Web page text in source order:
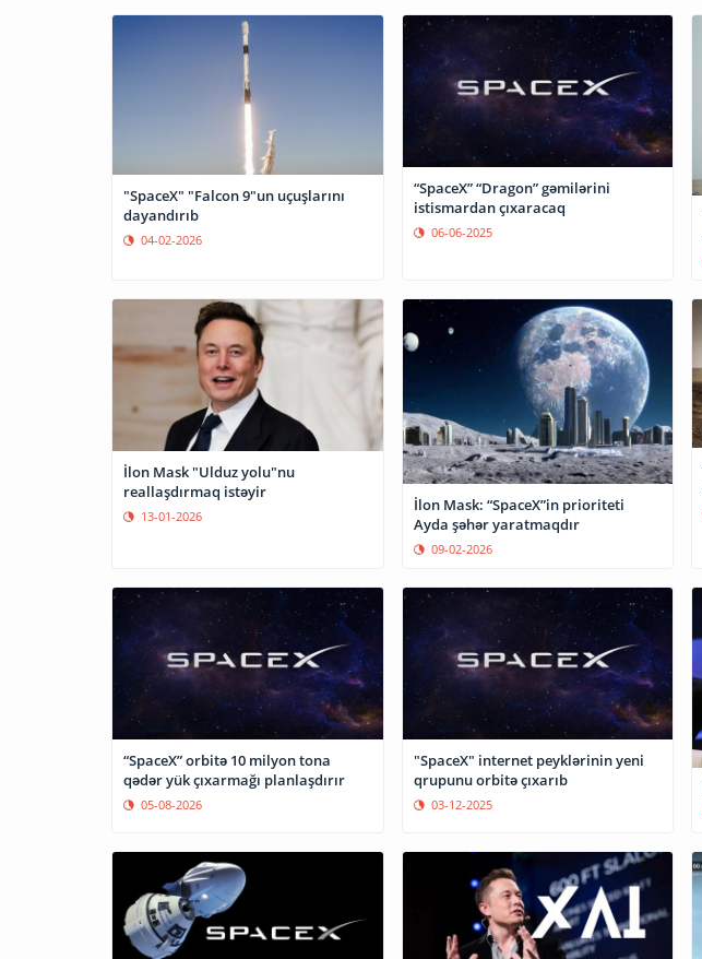
"SpaceX" "Falcon 9"un uçuşlarını
dayandırıb
04-02-2026
“SpaceX” “Dragon” gəmilərini
istismardan çıxaracaq
06-06-2025
İlon Mask "Ulduz yolu"nu
reallaşdırmaq istəyir
13-01-2026
İlon Mask: “SpaceX”in prioriteti
Ayda şəhər yaratmaqdır
09-02-2026
“SpaceX” orbitə 10 milyon tona
qədər yük çıxarmağı planlaşdırır
05-08-2026
"SpaceX" internet peyklərinin yeni
qrupunu orbitə çıxarıb
03-12-2025